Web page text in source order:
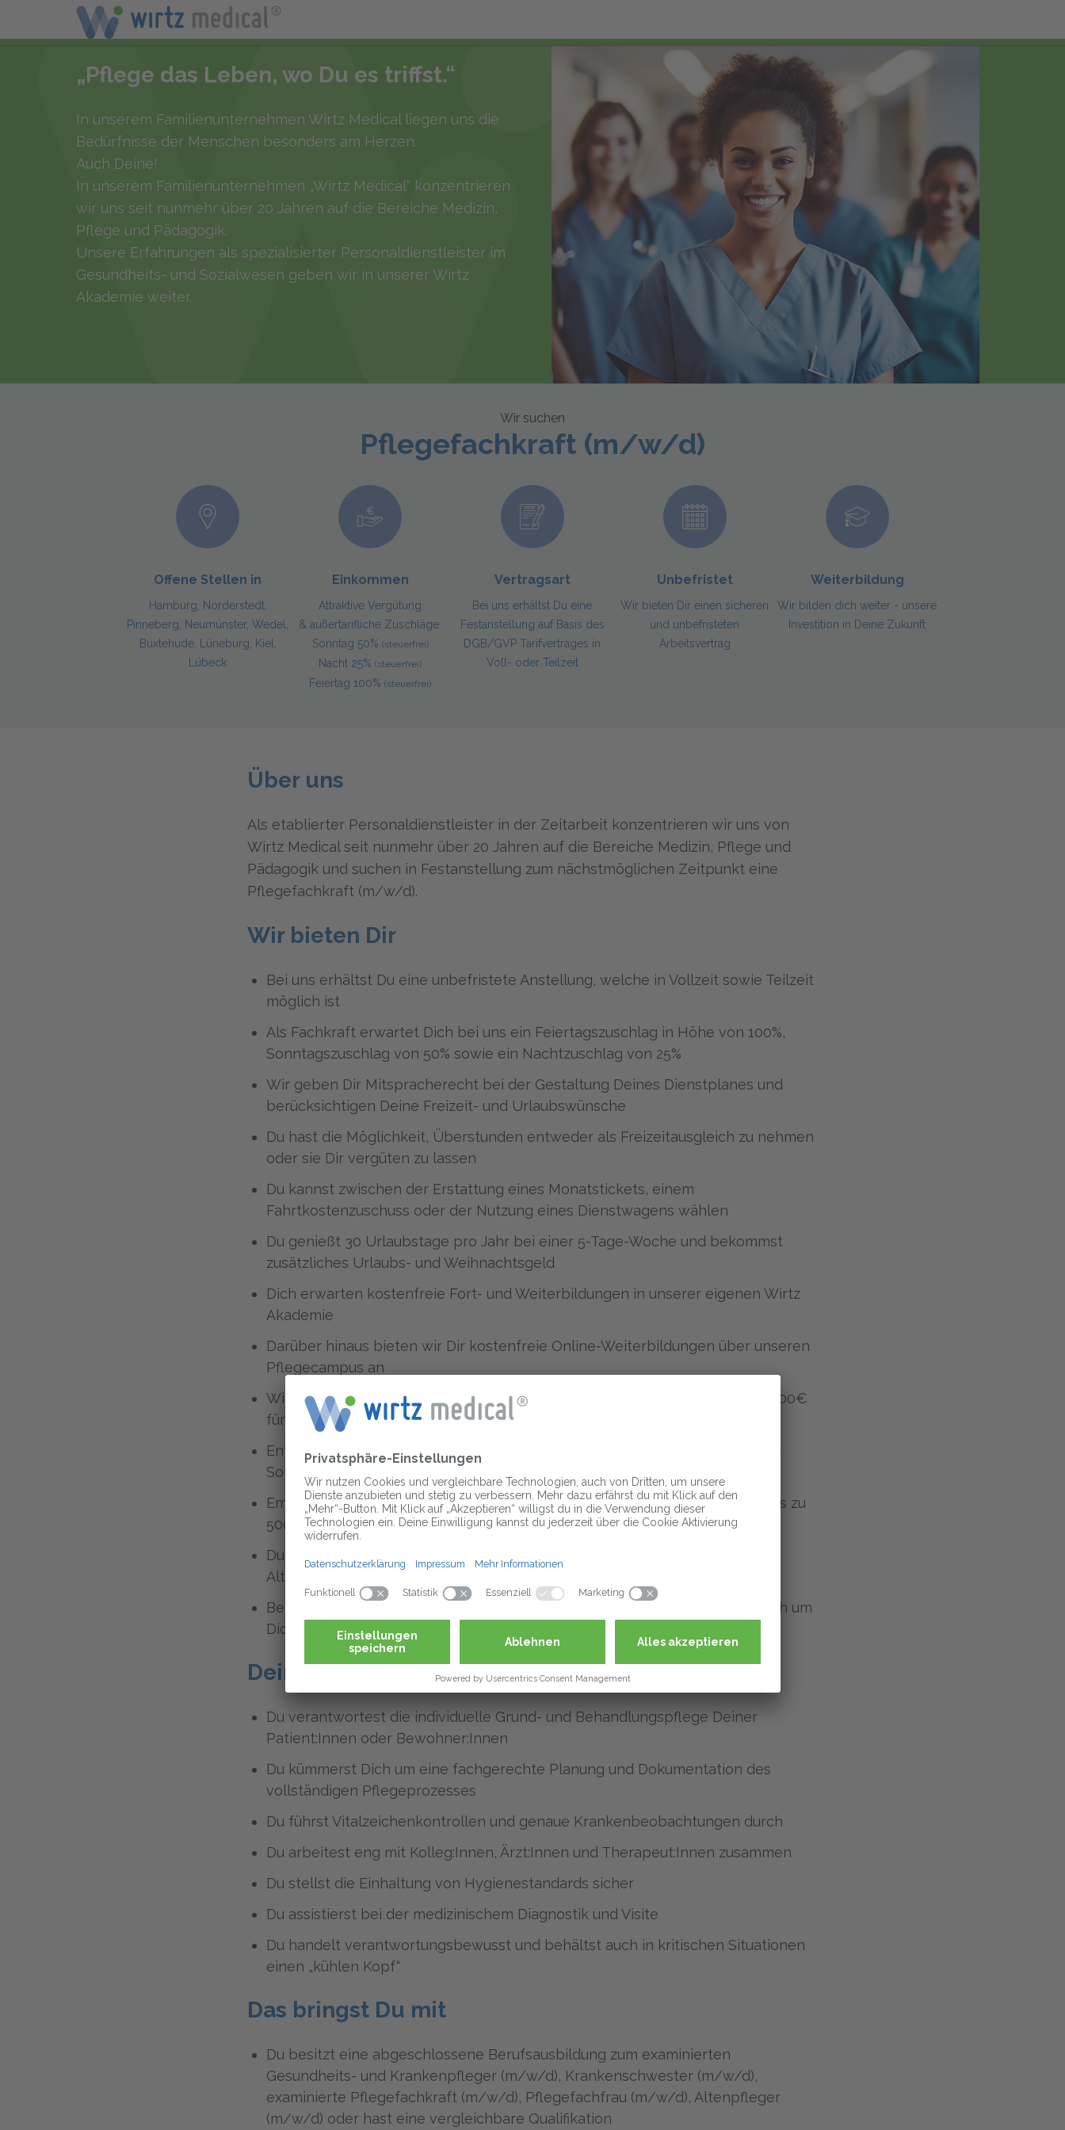
„Pflege das Leben, wo Du es triffst.“
In unserem Familienunternehmen Wirtz Medical liegen uns die
Bedürfnisse der Menschen besonders am Herzen.
Auch Deine!
In unserem Familienunternehmen „Wirtz Medical“ konzentrieren
wir uns seit nunmehr über 20 Jahren auf die Bereiche Medizin,
Pflege und Pädagogik.
Unsere Erfahrungen als spezialisierter Personaldienstleister im
Gesundheits- und Sozialwesen geben wir in unserer Wirtz
Akademie weiter.
Pflegefachkraft (m/w/d)
Offene Stellen in
Hamburg, Norderstedt,
Pinneberg, Neumünster, Wedel,
Buxtehude, Lüneburg, Kiel,
Lübeck
Einkommen
Attraktive Vergütung
& außertarifliche Zuschläge:
Sonntag 50% (steuerfrei)
Nacht 25%(steuerfrei)
Feiertag 100%(steuerfrei)
Vertragsart
Bei uns erhältst Du eine
Festanstellung auf Basis des
DGB/GVP Tarifvertrages in
Voll- oder Teilzeit
Unbefristet
Wir bieten Dir einen sicheren
und unbefristeten
Arbeitsvertrag
Weiterbildung
Wir bilden dich weiter - unsere
Investition in Deine Zukunft
Über uns
Als etablierter Personaldienstleister in der Zeitarbeit konzentrieren wir uns von
Wirtz Medical seit nunmehr über 20 Jahren auf die Bereiche Medizin, Pflege und
Pädagogik und suchen in Festanstellung zum nächstmöglichen Zeitpunkt eine
Pflegefachkraft (m/w/d).
Deine Aufgaben
Du verantwortest die individuelle Grund- und Behandlungspflege Deiner
Patient:Innen oder Bewohner:Innen
Du kümmerst Dich um eine fachgerechte Planung und Dokumentation des
vollständigen Pflegeprozesses
Du führst Vitalzeichenkontrollen und genaue Krankenbeobachtungen durch
Du arbeitest eng mit Kolleg:Innen, Ärzt:Innen und Therapeut:Innen zusammen
Du stellst die Einhaltung von Hygienestandards sicher
Du assistierst bei der medizinischem Diagnostik und Visite
Du handelt verantwortungsbewusst und behältst auch in kritischen Situationen
einen „kühlen Kopf“
Das bringst Du mit
Du besitzt eine abgeschlossene Berufsausbildung zum examinierten
Gesundheits- und Krankenpfleger (m/w/d), Krankenschwester (m/w/d),
examinierte Pflegefachkraft (m/w/d), Pflegefachfrau (m/w/d), Altenpfleger
(m/w/d) oder hast eine vergleichbare Qualifikation
Wir bieten Dir
Bei uns erhältst Du eine unbefristete Anstellung, welche in Vollzeit sowie Teilzeit
möglich ist
Als Fachkraft erwartet Dich bei uns ein Feiertagszuschlag in Höhe von 100%,
Sonntagszuschlag von 50% sowie ein Nachtzuschlag von 25%
Wir geben Dir Mitspracherecht bei der Gestaltung Deines Dienstplanes und
berücksichtigen Deine Freizeit- und Urlaubswünsche
Du hast die Möglichkeit, Überstunden entweder als Freizeitausgleich zu nehmen
oder sie Dir vergüten zu lassen
Du kannst zwischen der Erstattung eines Monatstickets, einem
Fahrtkostenzuschuss oder der Nutzung eines Dienstwagens wählen
Du genießt 30 Urlaubstage pro Jahr bei einer 5-Tage-Woche und bekommst
zusätzliches Urlaubs- und Weihnachtsgeld
Dich erwarten kostenfreie Fort- und Weiterbildungen in unserer eigenen Wirtz
Akademie
Darüber hinaus bieten wir Dir kostenfreie Online-Weiterbildungen über unseren
Pflegecampus an
Wir unterstützen Dich mit einer steuerfreien Bezuschussung von bis zu 150,00€
für einen Kitaplatz
Entdecke bei uns attraktive Mitarbeiterangebote in Form von Rabatten und
Sonderkonditionen bei über 1.500 Anbietern
Empfehle uns erfolgreich weiter und sichere Dir eine Werbe- Prämie von bis zu
500,00 €
Du profitierst von attraktiven Arbeitgeberzuschüssen für Deine betriebliche
Altersvorsorge und vermögenswirksame Leistungen
Bei uns hast Du stets feste & erfahrene Ansprechpartner, die sich persönlich um
Dich kümmern